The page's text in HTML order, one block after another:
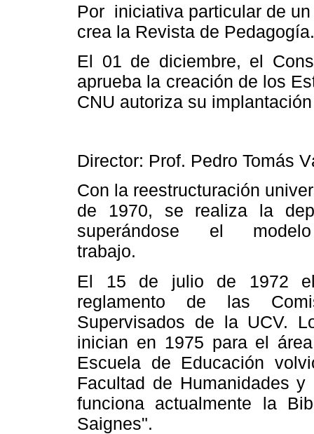
Por iniciativa particular de
crea la Revista de Pedagogía.
El 01 de diciembre, el
aprueba la creación de los
CNU autoriza su
Director: Prof. Pedro Tomás
Con la reestructuración
de 1970, se realiza la
superándose el
trabajo.
El 15 de julio de 1972 el
reglamento de las
Supervisados de la UCV.
inician en 1975 para el
Escuela de Educación
Facultad de Humanidades
funciona actualmente la
Saignes".